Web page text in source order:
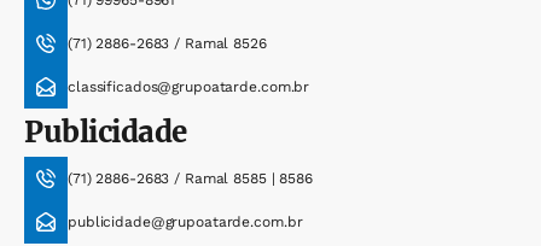
(71) 2886-2683 / Ramal 8526
classificados@grupoatarde.com.br
Publicidade
(71) 2886-2683 / Ramal 8585 | 8586
publicidade@grupoatarde.com.br